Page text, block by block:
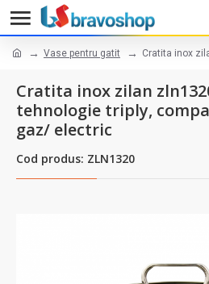
Vase pentru gatit Cratita inox
Cratita inox zilan
tehnologie triply,
gaz/ electric
Cod produs: ZLN1320